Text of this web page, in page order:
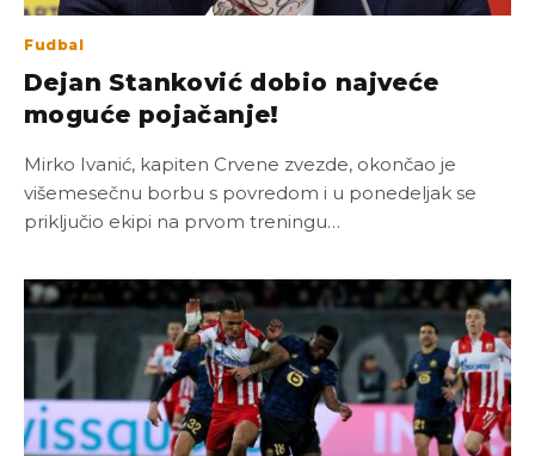
Fudbal
Dejan Stanković dobio najveće
moguće pojačanje!
Mirko Ivanić, kapiten Crvene zvezde, okončao je
višemesečnu borbu s povredom i u ponedeljak se
priključio ekipi na prvom treningu…